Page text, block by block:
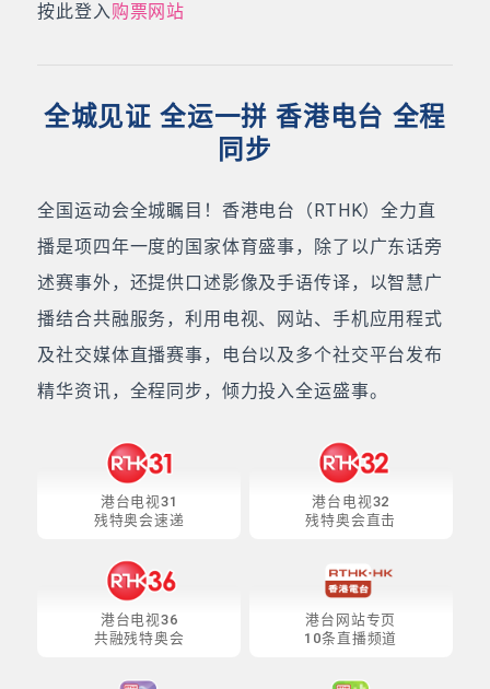
按此登入购票网站
全城见证 全运一拼 香港电台 全程
同步
全国运动会全城瞩目！香港电台（RTHK）全力直
播是项四年一度的国家体育盛事，除了以广东话旁
述赛事外，还提供口述影像及手语传译，以智慧广
播结合共融服务，利用电视、网站、手机应用程式
及社交媒体直播赛事，电台以及多个社交平台发布
精华资讯，全程同步，倾力投入全运盛事。
港台电视31
残特奥会速递
港台电视32
残特奥会直击
港台电视36
共融残特奥会
港台网站专页
10条直播频道